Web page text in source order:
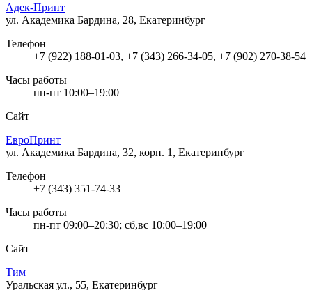
Адек-Принт
ул. Академика Бардина, 28, Екатеринбург
Телефон
+7 (922) 188-01-03, +7 (343) 266-34-05, +7 (902) 270-38-54
Часы работы
пн-пт 10:00–19:00
Сайт
ЕвроПринт
ул. Академика Бардина, 32, корп. 1, Екатеринбург
Телефон
+7 (343) 351-74-33
Часы работы
пн-пт 09:00–20:30; сб,вс 10:00–19:00
Сайт
Тим
Уральская ул., 55, Екатеринбург